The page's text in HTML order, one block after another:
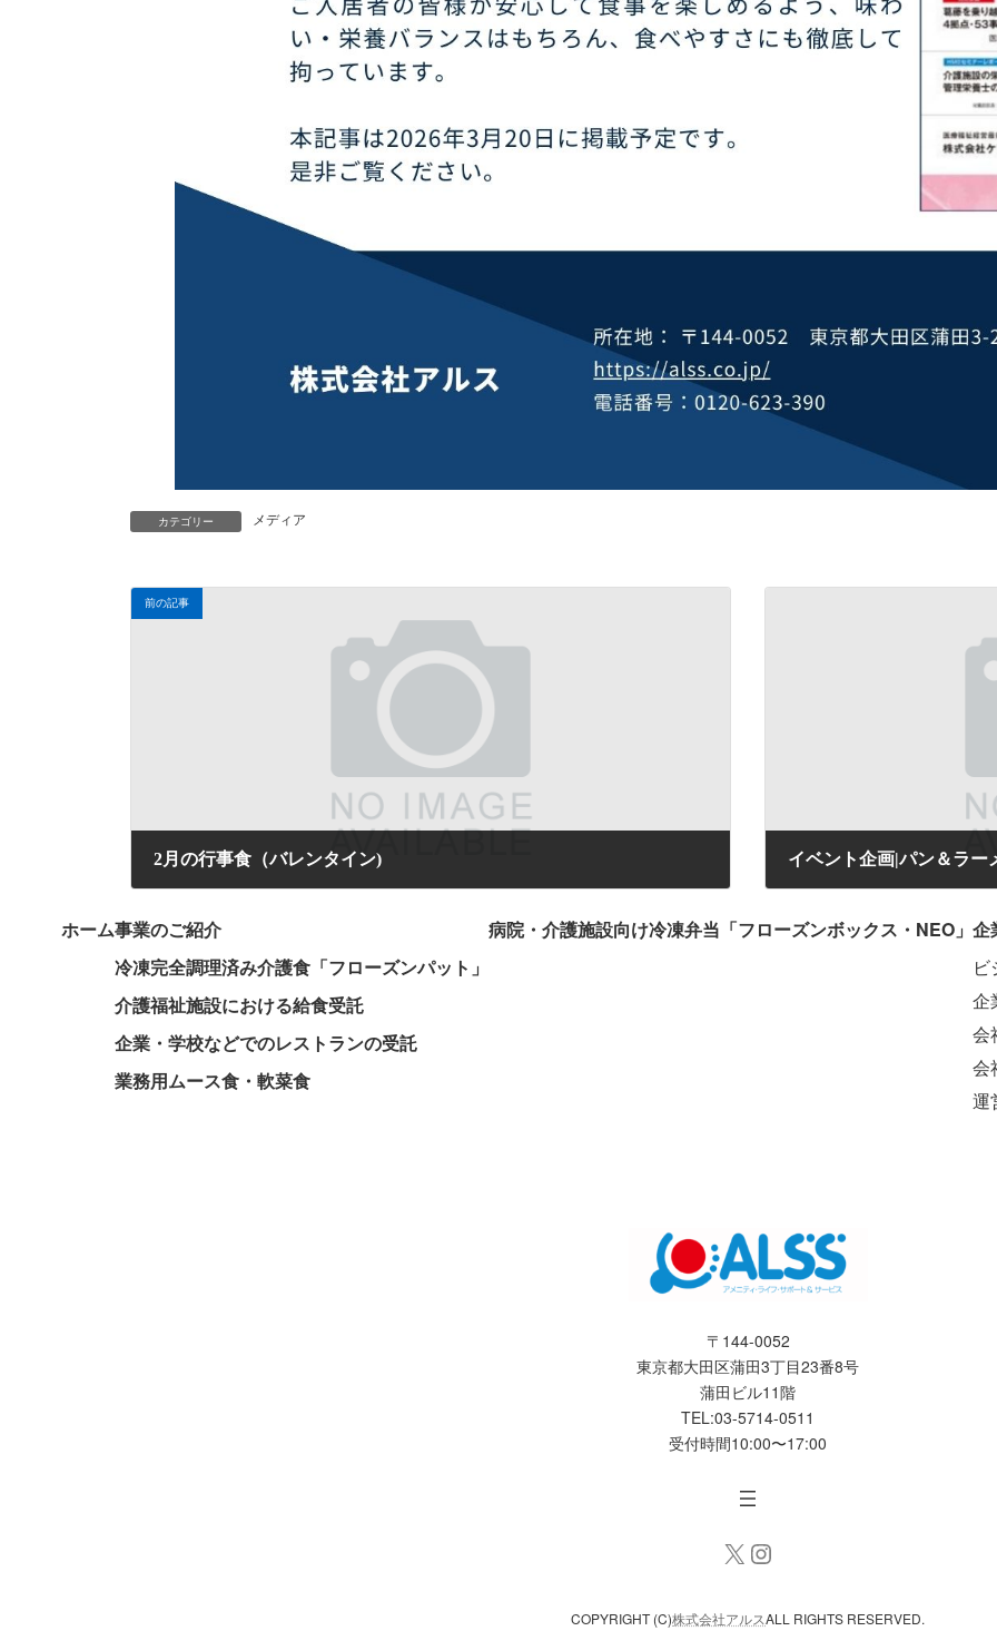
カテゴリー メディア
前の記事
2月の行事食（バレンタイン) イベント企画|パン＆ラー
ホーム事業のご紹介
冷凍完全調理済み介護食「フローズンパット」
介護福祉施設における給食受託
企業・学校などでのレストランの受託
業務用ムース食・軟菜食
病院・介護施設向け冷凍弁当「フローズンボックス・NEO」 企
企
会
会
運
〒144-0052
東京都大田区蒲田3丁目23番8号
蒲田ビル11階
TEL:03-5714-0511
受付時間10:00〜17:00
X Instagram
COPYRIGHT (C)株式会社アルスALL RIGHTS RESERVED.